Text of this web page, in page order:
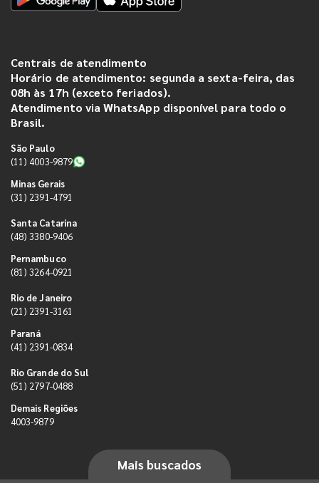
Centrais de atendimento
Horário de atendimento: segunda a sexta-feira, das
08h às 17h (exceto feriados).
Atendimento via WhatsApp disponível para todo o
Brasil.
São Paulo
(11) 4003-9879
Minas Gerais
(31) 2391-4791
Santa Catarina
(48) 3380-9406
Pernambuco
(81) 3264-0921
Rio de Janeiro
(21) 2391-3161
Paraná
(41) 2391-0834
Rio Grande do Sul
(51) 2797-0488
Demais Regiões
4003-9879
Mais buscados